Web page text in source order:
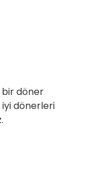
döner
iyi dönerleri